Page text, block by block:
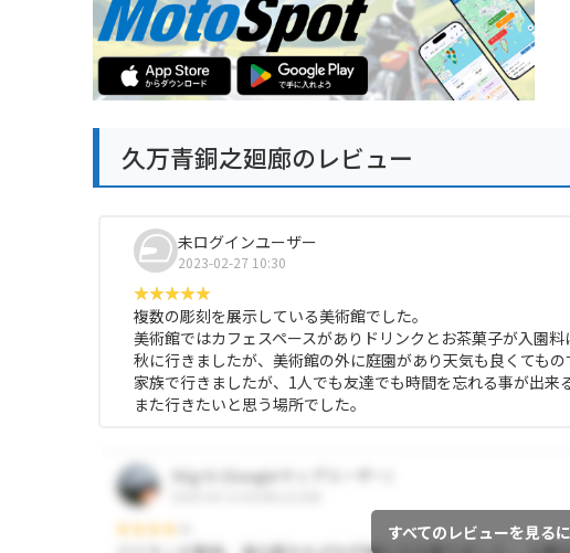
久万青銅之廻廊のレビュー
未ログインユーザー
2023-02-27 10:30
複数の彫刻を展示している美術館でした。
美術館ではカフェスペースがありドリンクとお茶菓子が入園料
秋に行きましたが、美術館の外に庭園があり天気も良くてもの
家族で行きましたが、1人でも友達でも時間を忘れる事が出来
また行きたいと思う場所でした。
すべてのレビューを見る